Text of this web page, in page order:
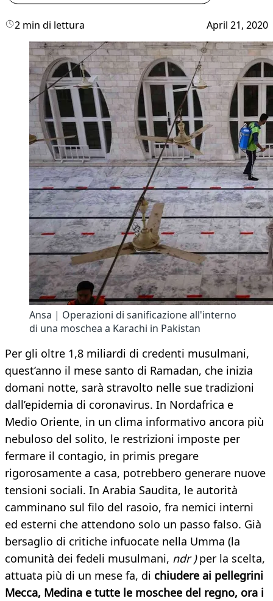
2 min di lettura April 21, 2020
Ansa | Operazioni di sanificazione all'interno
di una moschea a Karachi in Pakistan
Per gli oltre 1,8 miliardi di credenti musulmani,
quest’anno il mese santo di Ramadan, che inizia
domani notte, sarà stravolto nelle sue tradizioni
dall’epidemia di coronavirus. In Nordafrica e
Medio Oriente, in un clima informativo ancora più
nebuloso del solito, le restrizioni imposte per
fermare il contagio, in primis pregare
rigorosamente a casa, potrebbero generare nuove
tensioni sociali. In Arabia Saudita, le autorità
camminano sul filo del rasoio, fra nemici interni
ed esterni che attendono solo un passo falso. Già
bersaglio di critiche infuocate nella Umma (la
comunità dei fedeli musulmani, ndr )per la scelta,
attuata più di un mese fa, di chiudere ai pellegrini
Mecca, Medina e tutte le moschee del regno, ora i